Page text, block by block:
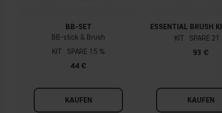
BB-SET
BB-stick & Brush
KIT
15 %
44 €
KAUFEN
ESSENTIAL BRUSH
KIT
21
93 €
KAUFEN